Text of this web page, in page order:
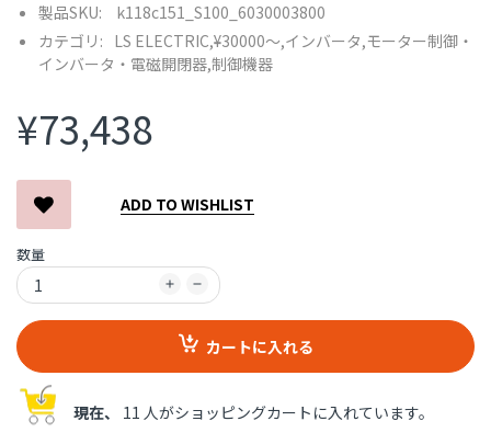
製品SKU:
k118c151_S100_6030003800
カテゴリ: LS ELECTRIC,¥30000〜,インバータ,モーター制御・
インバータ・電磁開閉器,制御機器
¥73,438
ADD TO WISHLIST
数量
カートに入れる
現在、 11 人がショッピングカートに入れています。